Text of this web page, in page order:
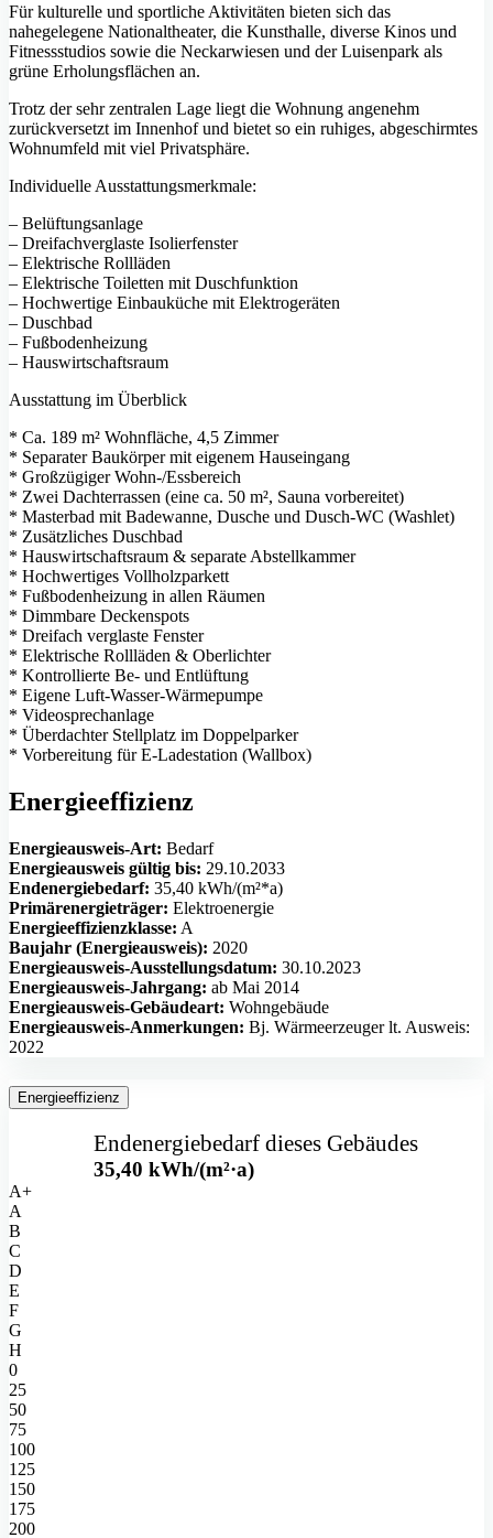
Für kulturelle und sportliche Aktivitäten bieten sich das
nahegelegene Nationaltheater, die Kunsthalle, diverse Kinos und
Fitnessstudios sowie die Neckarwiesen und der Luisenpark als
grüne Erholungsflächen an.
Trotz der sehr zentralen Lage liegt die Wohnung angenehm
zurückversetzt im Innenhof und bietet so ein ruhiges, abgeschirmtes
Wohnumfeld mit viel Privatsphäre.
Individuelle Ausstattungsmerkmale:
– Belüftungsanlage
– Dreifachverglaste Isolierfenster
– Elektrische Rollläden
– Elektrische Toiletten mit Duschfunktion
– Hochwertige Einbauküche mit Elektrogeräten
– Duschbad
– Fußbodenheizung
– Hauswirtschaftsraum
Ausstattung im Überblick
* Ca. 189 m² Wohnfläche, 4,5 Zimmer
* Separater Baukörper mit eigenem Hauseingang
* Großzügiger Wohn-/Essbereich
* Zwei Dachterrassen (eine ca. 50 m², Sauna vorbereitet)
* Masterbad mit Badewanne, Dusche und Dusch-WC (Washlet)
* Zusätzliches Duschbad
* Hauswirtschaftsraum & separate Abstellkammer
* Hochwertiges Vollholzparkett
* Fußbodenheizung in allen Räumen
* Dimmbare Deckenspots
* Dreifach verglaste Fenster
* Elektrische Rollläden & Oberlichter
* Kontrollierte Be- und Entlüftung
* Eigene Luft-Wasser-Wärmepumpe
* Videosprechanlage
* Überdachter Stellplatz im Doppelparker
* Vorbereitung für E-Ladestation (Wallbox)
Energieeffizienz
Energieausweis-Art: Bedarf
Energieausweis gültig bis: 29.10.2033
Endenergiebedarf: 35,40 kWh/(m²*a)
Primärenergieträger: Elektroenergie
Energieeffizienzklasse: A
Baujahr (Energieausweis): 2020
Energieausweis-Ausstellungsdatum: 30.10.2023
Energieausweis-Jahrgang: ab Mai 2014
Energieausweis-Gebäudeart: Wohngebäude
Energieausweis-Anmerkungen: Bj. Wärmeerzeuger lt. Ausweis:
2022
Energieeffizienz
Endenergiebedarfdieses Gebäudes
35,40kWh/(m²·a)
A+
A
B
C
D
E
F
G
H
0
25
50
75
100
125
150
175
200